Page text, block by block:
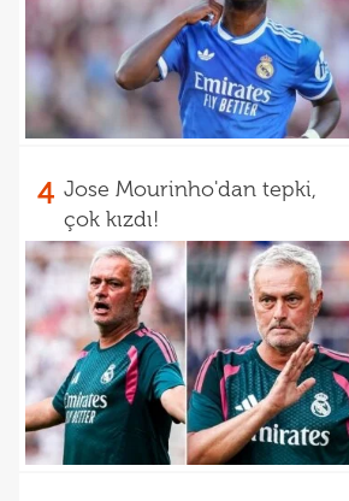
4 Jose Mourinho'dan tepki,
çok kızdı!